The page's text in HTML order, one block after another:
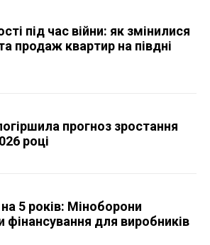
під час війни: як змінилися
продаж квартир на півдні
прогноз зростання
році
5 років: Міноборони
фінансування для виробників